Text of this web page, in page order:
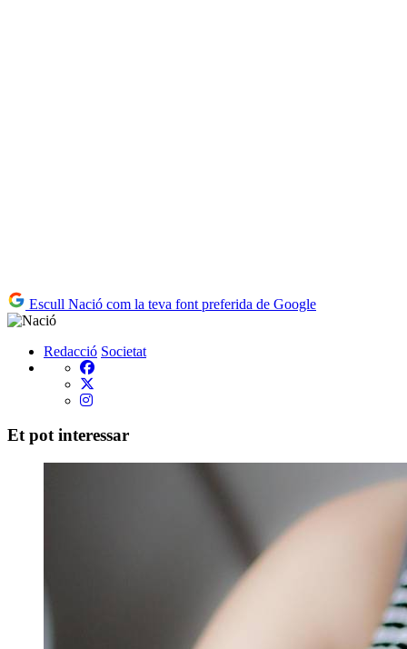
Escull Nació com la teva font preferida de Google
Redacció Societat
Et pot interessar